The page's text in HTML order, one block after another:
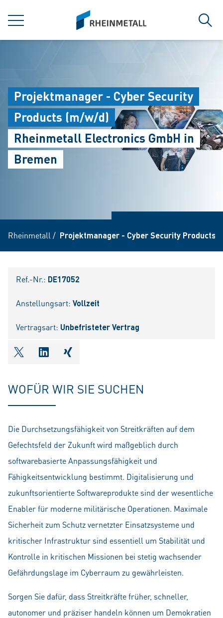
MENÜ
siteLogo
Projektmanager - Cyber Security
Products (m/w/d)
Rheinmetall Electronics GmbH in
Bremen
Rheinmetall / Projektmanager - Cyber Security Products
Ref.-Nr.: DE17052
Anstellungsart: Vollzeit
Vertragsart: Unbefristeter Vertrag
shareOntwitter
shareOnlinkedIn
shareOnxing
WOFÜR WIR SIE SUCHEN
Die Durchsetzungsfähigkeit von Streitkräften auf dem
Gefechtsfeld der Zukunft wird maßgeblich durch
softwarebasierte Anpassungsfähigkeit und
Fähigkeitsentwicklung bestimmt. Digitalisierung und
zukunftsorientierte Softwareprodukte sind der wesentliche
Enabler für moderne militärische Operationen. Maximale
Sicherheit zum Schutz vernetzter Einsatzsysteme und
kritischer Infrastruktur sind essentiell um Stabilität und
Kontrolle in kritischen Missionen bei stetig wachsender
Gefährdungslage im Cyberraum zu gewährleisten.
Sorgen Sie dafür, dass Streitkräfte früher, schneller,
autonomer und präziser handeln können um Demokratien